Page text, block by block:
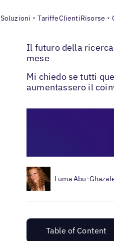
Soluzioni TariffeClientiRisorse
Blogs> SEO locale>
Il futuro della
mese
Mi chiedo se tutti
aumentassero il
Luma Abu-
Table of Content